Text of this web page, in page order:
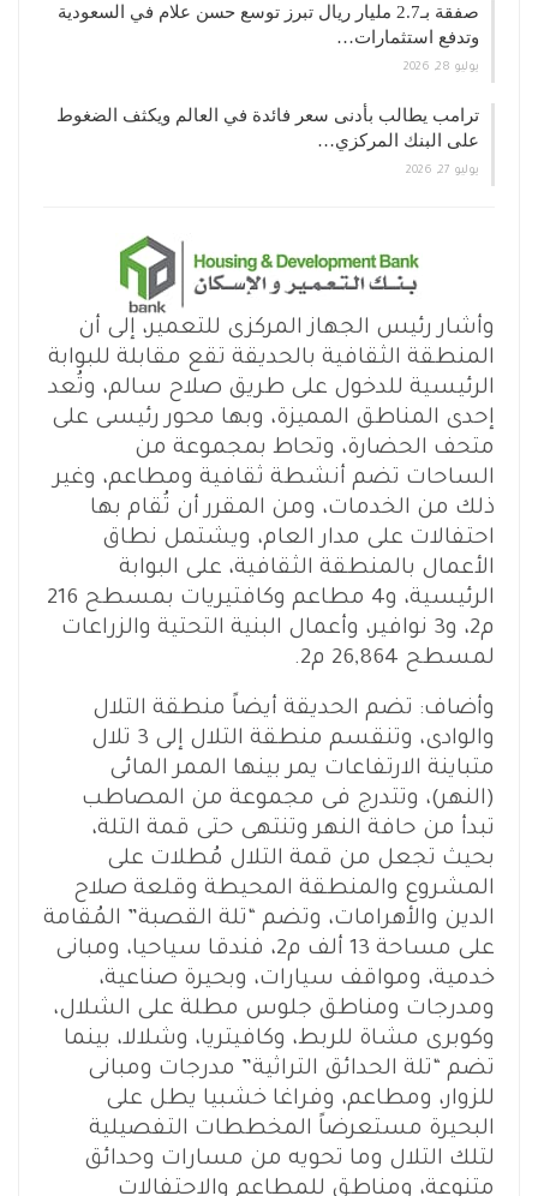
صفقة بـ2.7 مليار ريال تبرز توسع حسن علام في السعودية
وتدفع استثمارات…
يوليو 28, 2026
ترامب يطالب بأدنى سعر فائدة في العالم ويكثف الضغوط
على البنك المركزي…
يوليو 27, 2026
وأشار رئيس الجهاز المركزى للتعمير، إلى أن
المنطقة الثقافية بالحديقة تقع مقابلة للبوابة
الرئيسية للدخول على طريق صلاح سالم، وتُعد
إحدى المناطق المميزة، وبها محور رئيسى على
متحف الحضارة، وتحاط بمجموعة من
الساحات تضم أنشطة ثقافية ومطاعم، وغير
ذلك من الخدمات، ومن المقرر أن تُقام بها
احتفالات على مدار العام، ويشتمل نطاق
الأعمال بالمنطقة الثقافية، على البوابة
الرئيسية، و4 مطاعم وكافتيريات بمسطح 216
م2، و3 نوافير، وأعمال البنية التحتية والزراعات
لمسطح 26,864 م2.
وأضاف: تضم الحديقة أيضاً منطقة التلال
والوادى، وتنقسم منطقة التلال إلى 3 تلال
متباينة الارتفاعات يمر بينها الممر المائى
(النهر)، وتتدرج فى مجموعة من المصاطب
تبدأ من حافة النهر وتنتهى حتى قمة التلة،
بحيث تجعل من قمة التلال مُطلات على
المشروع والمنطقة المحيطة وقلعة صلاح
الدين والأهرامات، وتضم “تلة القصبة” المُقامة
على مساحة 13 ألف م2، فندقا سياحيا، ومبانى
خدمية، ومواقف سيارات، وبحيرة صناعية،
ومدرجات ومناطق جلوس مطلة على الشلال،
وكوبرى مشاة للربط، وكافيتريا، وشلالا، بينما
تضم “تلة الحدائق التراثية” مدرجات ومبانى
للزوار، ومطاعم، وفراغا خشبيا يطل على
البحيرة مستعرضاً المخططات التفصيلية
لتلك التلال وما تحويه من مسارات وحدائق
متنوعة، ومناطق للمطاعم والاحتفالات